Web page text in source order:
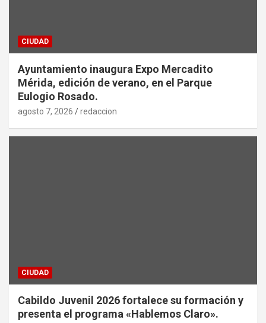
CIUDAD
Ayuntamiento inaugura Expo Mercadito
Mérida, edición de verano, en el Parque
Eulogio Rosado.
agosto 7, 2026 redaccion
CIUDAD
Cabildo Juvenil 2026 fortalece su formación y
presenta el programa «Hablemos Claro».